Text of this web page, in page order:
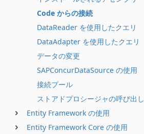
Code からの接続
DataReader を使用したクエリ
DataAdapter を使用したクエリ
データの変更
SAPConcurDataSource の使用
接続プール
ストアドプロシージャの呼び出し
Entity Framework の使用
Entity Framework Core の使用